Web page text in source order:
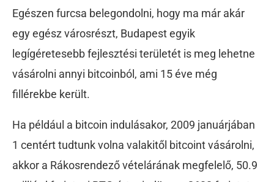
Egészen furcsa belegondolni, hogy ma már akár
egy egész városrészt, Budapest egyik
legígéretesebb fejlesztési területét is meg lehetne
vásárolni annyi bitcoinból, ami 15 éve még
fillérekbe került.
Ha például a bitcoin indulásakor, 2009 januárjában
1 centért tudtunk volna valakitől bitcoint vásárolni,
akkor a Rákosrendező vételárának megfelelő, 50.9